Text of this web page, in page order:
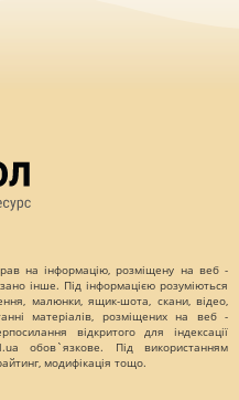
на інформацію, розміщену на веб -
інше. Під інформацією розуміються
малюнки, ящик-шота, скани, відео,
матеріалів, розміщених на веб -
відкритого для індексації
обов`язкове. Під використанням
модифікація тощо.